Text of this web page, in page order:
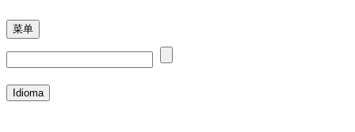
菜单
Idioma